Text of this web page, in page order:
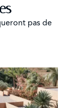
pas de